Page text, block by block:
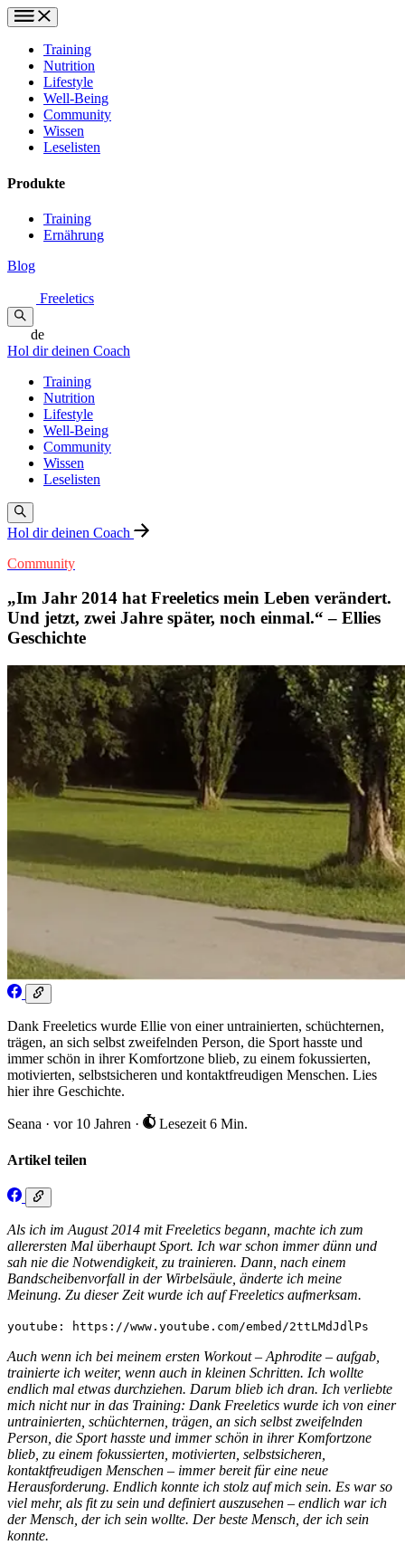
Training
Nutrition
Lifestyle
Well-Being
Community
Wissen
Leselisten
Produkte
Training
Ernährung
Blog
Freeletics
de
Hol dir deinen Coach
Training
Nutrition
Lifestyle
Well-Being
Community
Wissen
Leselisten
Hol dir deinen Coach
Community
„Im Jahr 2014 hat Freeletics mein Leben verändert.
Und jetzt, zwei Jahre später, noch einmal.“ – Ellies
Geschichte
Dank Freeletics wurde Ellie von einer untrainierten, schüchternen,
trägen, an sich selbst zweifelnden Person, die Sport hasste und
immer schön in ihrer Komfortzone blieb, zu einem fokussierten,
motivierten, selbstsicheren und kontaktfreudigen Menschen. Lies
hier ihre Geschichte.
Seana · vor 10 Jahren · Lesezeit 6 Min.
Artikel teilen
Als ich im August 2014 mit Freeletics begann, machte ich zum
allerersten Mal überhaupt Sport. Ich war schon immer dünn und
sah nie die Notwendigkeit, zu trainieren. Dann, nach einem
Bandscheibenvorfall in der Wirbelsäule, änderte ich meine
Meinung. Zu dieser Zeit wurde ich auf Freeletics aufmerksam.
youtube: https://www.youtube.com/embed/2ttLMdJdlPs
Auch wenn ich bei meinem ersten Workout – Aphrodite – aufgab,
trainierte ich weiter, wenn auch in kleinen Schritten. Ich wollte
endlich mal etwas durchziehen. Darum blieb ich dran. Ich verliebte
mich nicht nur in das Training: Dank Freeletics wurde ich von einer
untrainierten, schüchternen, trägen, an sich selbst zweifelnden
Person, die Sport hasste und immer schön in ihrer Komfortzone
blieb, zu einem fokussierten, motivierten, selbstsicheren,
kontaktfreudigen Menschen – immer bereit für eine neue
Herausforderung. Endlich konnte ich stolz auf mich sein. Es war so
viel mehr, als fit zu sein und definiert auszusehen – endlich war ich
der Mensch, der ich sein wollte. Der beste Mensch, der ich sein
konnte.